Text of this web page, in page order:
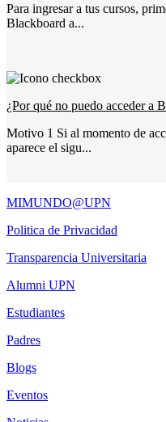
Para ingresar a tus cursos,
Blackboard a...
¿Por qué no puedo acceder a
Motivo 1 Si al momento de
aparece el sigu...
MIMUNDO@UPN
Politica de Privacidad
Transparencia Universitaria
Alumni UPN
Estudiantes
Padres
Blogs
Eventos